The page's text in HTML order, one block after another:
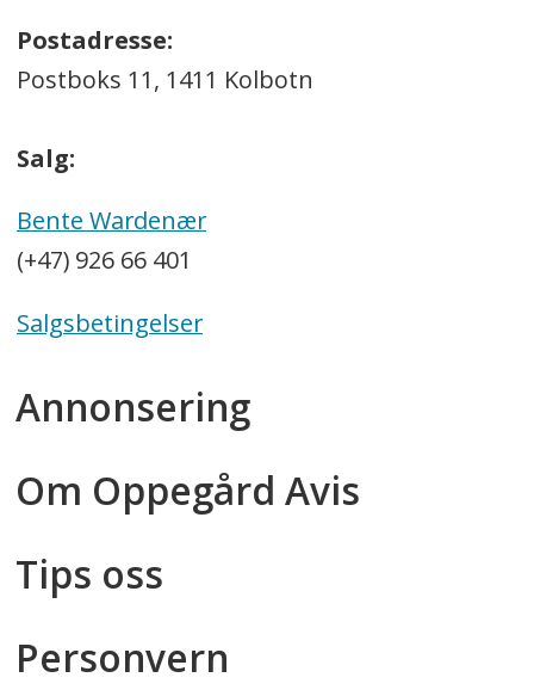
Postadresse:
Postboks 11, 1411 Kolbotn
Salg:
Bente Wardenær
(+47) 926 66 401
Salgsbetingelser
Annonsering
Om Oppegård Avis
Tips oss
Personvern